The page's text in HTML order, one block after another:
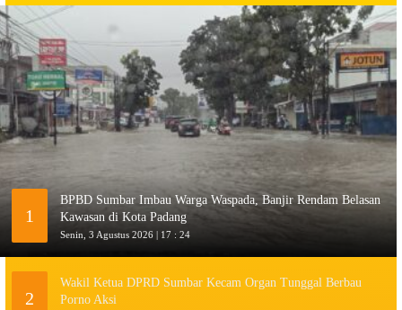
1
BPBD Sumbar Imbau Warga Waspada, Banjir Rendam Belasan
Kawasan di Kota Padang
Senin, 3 Agustus 2026 | 17 : 24
2
Wakil Ketua DPRD Sumbar Kecam Organ Tunggal Berbau
Porno Aksi